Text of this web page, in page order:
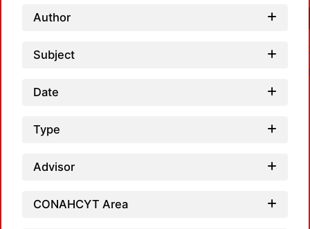
Author
Subject
Date
Type
Advisor
CONAHCYT Area